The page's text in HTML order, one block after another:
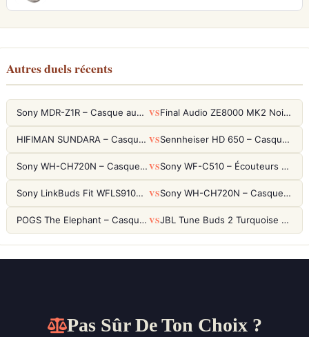
Autres duels récents
Sony MDR-Z1R – Casque audiophile fermé haute résolution VS Final Audio ZE8000 MK2 Noir – Écouteurs True Wireless audiophiles 8K Sound
HIFIMAN SUNDARA – Casque Planar Magnetic Ouvert Over-Ear Audiophile VS Sennheiser HD 650 – Casque audiophile ouvert pour l'écoute analytique
Sony WH-CH720N – Casque ANC 35h, Ultra-léger (192g) avec Processeur V1 VS Sony WF-C510 – Écouteurs True Wireless compacts, autonomie 22h et multipoint
Sony LinkBuds Fit WFLS910NW Blanc – Écouteurs Sport Ailes ANC VS Sony WH-CH720N – Casque ANC 35h, Ultra-léger (192g) avec Processeur V1
POGS The Elephant – Casque Filaire Enfants 85dB POGS-Safe™ (Éco-Responsable) VS JBL Tune Buds 2 Turquoise – Écouteurs True Wireless avec ANC et autonomie 48h
Pas Sûr De Ton Choix ?